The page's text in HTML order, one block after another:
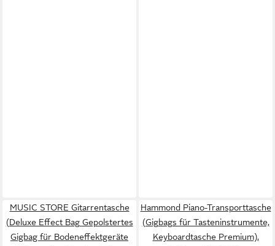
MUSIC STORE Gitarrentasche
(Deluxe Effect Bag Gepolstertes
Gigbag für Bodeneffektgeräte
Hammond Piano-Transporttasche
(Gigbags für Tasteninstrumente,
Keyboardtasche Premium),